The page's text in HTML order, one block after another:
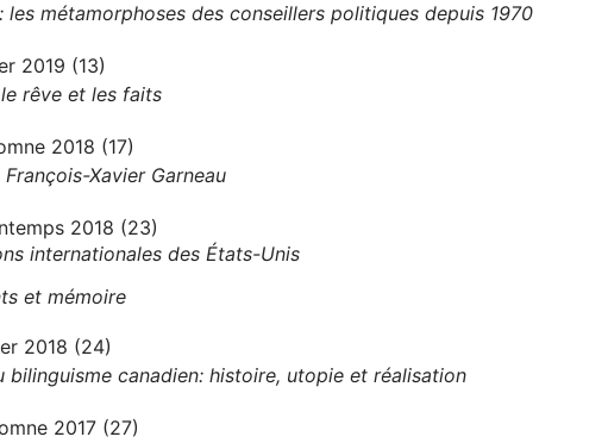
les métamorphoses des conseillers politiques depuis 1970
2019 (13)
rêve et les faits
2018 (17)
Xavier Garneau
2018 (23)
internationales des États-Unis
et mémoire
2018 (24)
bilinguisme canadien: histoire, utopie et réalisation
2017 (27)